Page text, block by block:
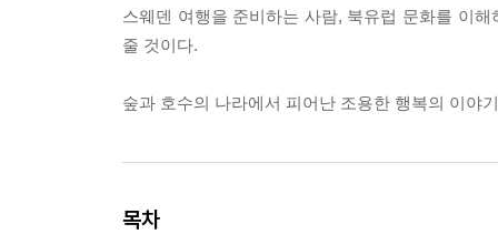
스웨덴 여행을 준비하는 사람, 북유럽 문화를 이
줄 것이다.
숲과 호수의 나라에서 피어난 조용한 행복의 이야
목차